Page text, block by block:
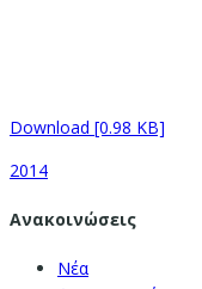
Download [0.98 KB]
2014
Ανακοινώσεις
Νέα